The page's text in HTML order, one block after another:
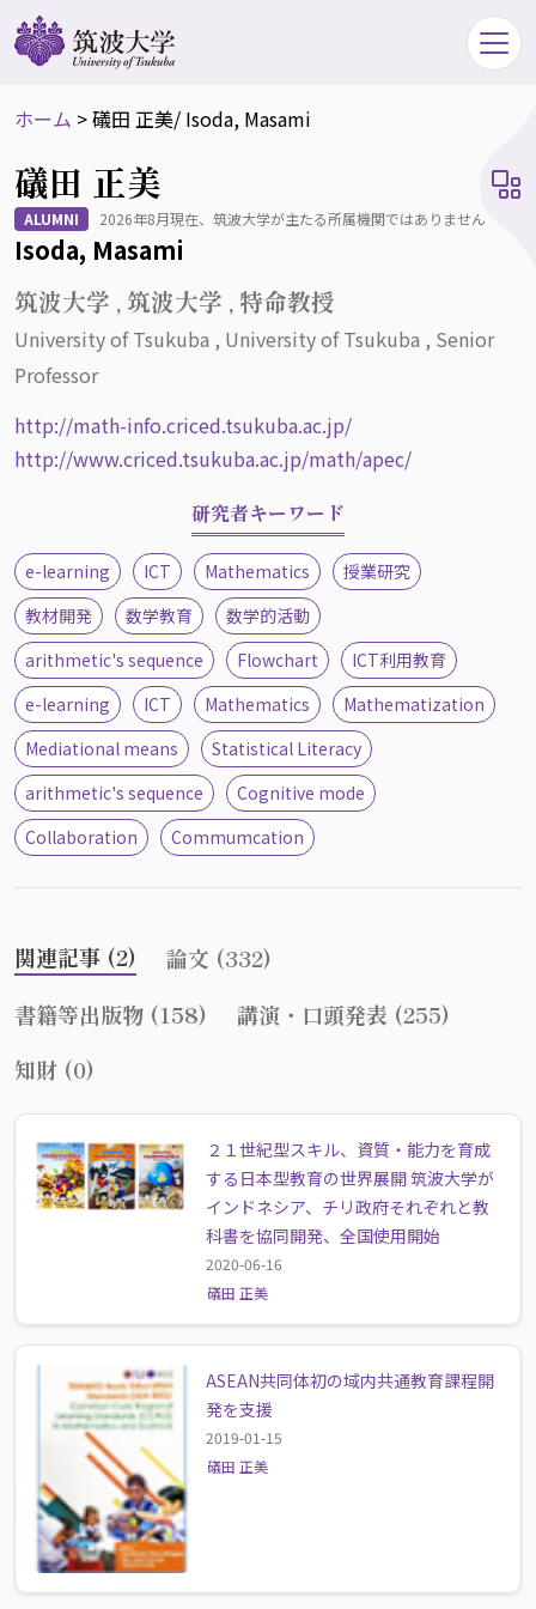
ホーム >礒田 正美/ Isoda, Masami
礒田 正美
ALUMNI 2026年8月現在、筑波大学が主たる所属機関ではありません
Isoda, Masami
筑波大学 , 筑波大学 , 特命教授
University of Tsukuba , University of Tsukuba , Senior
Professor
http://math-info.criced.tsukuba.ac.jp/
http://www.criced.tsukuba.ac.jp/math/apec/
研究者キーワード
e-learning ICT Mathematics
授業研究
教材開発
数学教育
数学的活動
arithmetic's sequence
Flowchart
ICT利用教育
e-learning
ICT Mathematics
Mathematization
Mediational means
Statistical Literacy
arithmetic's sequence
Cognitive mode
Collaboration
Commumcation
関連記事 (2)
論文 (332)
書籍等出版物 (158)
講演・口頭発表 (255)
知財 (0)
２１世紀型スキル、資質・能力を育成
する日本型教育の世界展開 筑波大学が
インドネシア、チリ政府それぞれと教
科書を協同開発、全国使用開始
2020-06-16
礒田 正美
ASEAN共同体初の域内共通教育課程開
発を支援
2019-01-15
礒田 正美